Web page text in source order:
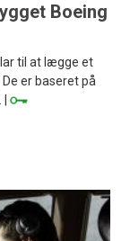
Boeing
til at lægge et
er baseret på
|